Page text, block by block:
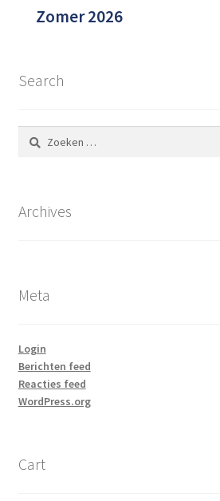
Zomer 2026
Search
Zoeken
naar:
Archives
Meta
Login
Berichten feed
Reacties feed
WordPress.org
Cart